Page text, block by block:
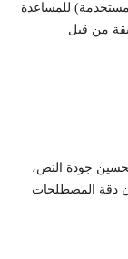
للمساعدة
من قبل
جودة النص،
دقة المصطلحات